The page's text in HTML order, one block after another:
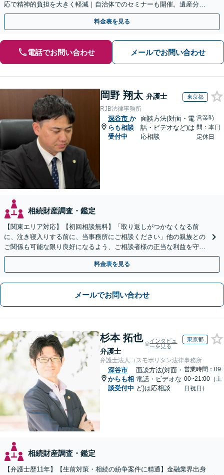
応で精神的負担を大きく軽減｜自治体でのセミナーも開催。遺産分
割・放棄などまずはお気軽にご相談ください【通知税理士】
料金表を見る
電話でお問い合わせ メールでお問い合わせ
岡野 翔太 弁護士 東京都
RJB法律事務所
深谷市 か
らも相談
受付中
面談方法(対面・電
話・ビデオなど)は
応相談
営業時
間：本日
定休日
相続財産調査・鑑定
【関東エリア対応】【初回相談無料】「取り返しがつかなくなる前
に、泣き寝入りする前に、当事務所にご相談ください」他の親族との
ご関係も可能な限り良好になるよう、ご相談者様の正当な利益を守り
つつ、双方が納得できる着地点を探ります。
料金表を見る
メールでお問い合わせ
杉本 拓也
弁護士
インタビュ
ーを見る
東京都
弁護士法人コスモポリタン法律事務所
深谷市
からも相
談受付中
面談方法(対面・
電話・ビデオな
ど)は応相談
営業時間：09:
00~21:00（土
日祝日）
相続財産調査・鑑定
【弁護士歴11年】【生前対策・相続の紛争案件に精通】金融業界出身